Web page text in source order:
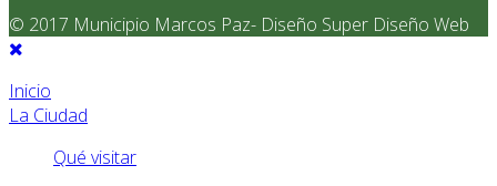
© 2017 Municipio Marcos Paz- Diseño Super Diseño Web
Inicio
La Ciudad
Qué visitar